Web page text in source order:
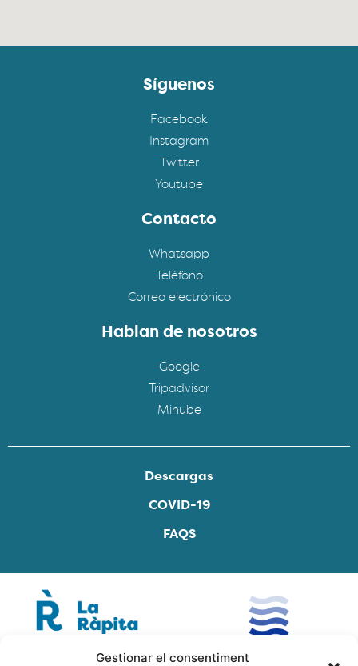
Gestionar el consentiment
Síguenos
Facebook
Instagram
Twitter
Youtube
Contacto
Whatsapp
Teléfono
Correo electrónico
Hablan de nosotros
Google
Tripadvisor
Minube
Descargas
COVID-19
FAQS